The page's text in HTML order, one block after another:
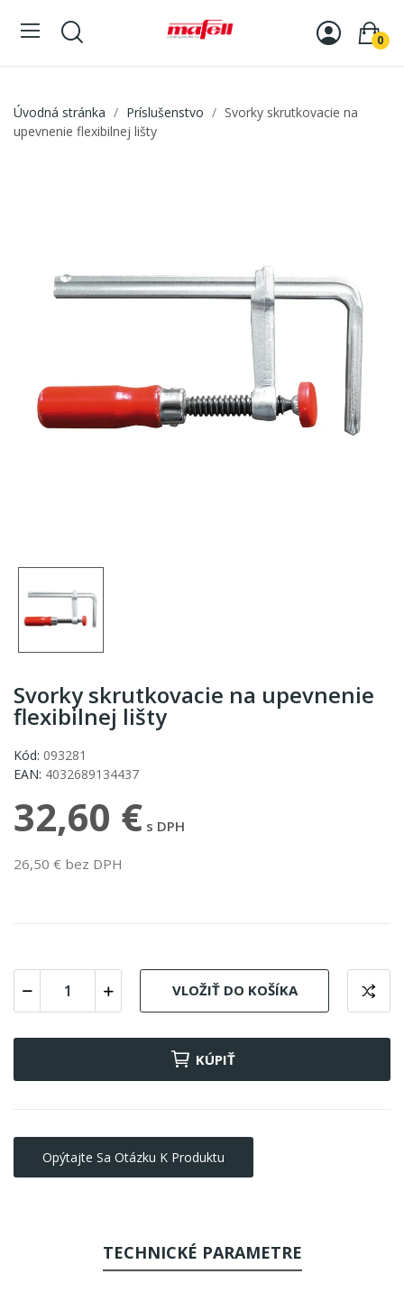
0
Úvodná stránka Príslušenstvo
Svorky skrutkovacie na
upevnenie flexibilnej lišty
Svorky skrutkovacie na upevnenie
flexibilnej lišty
Kód: 093281
EAN: 4032689134437
32,60 € s DPH
26,50 € bez DPH
VLOŽIŤ DO KOŠÍKA
KÚPIŤ
Opýtajte Sa Otázku K Produktu
TECHNICKÉ PARAMETRE